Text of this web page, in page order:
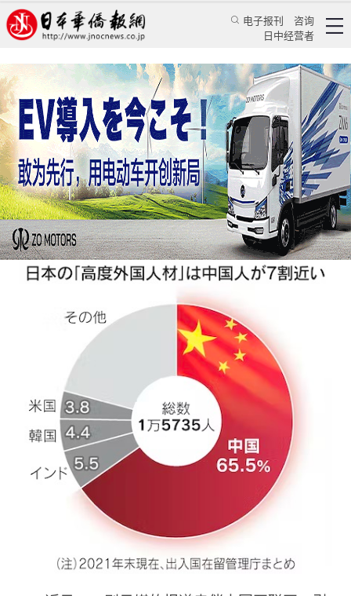
电子报刊
咨询
日中经营者
日本抢夺中国高端人才？事实并非如此
高连兴 评论 日本纵横
日本华侨报 2023/3/27 23:43:57